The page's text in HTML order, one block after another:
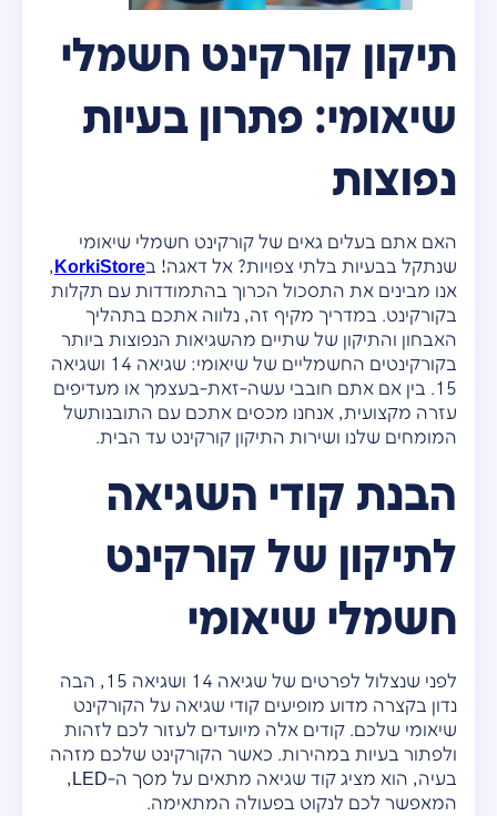
תיקון קורקינט חשמלי
שיאומי: פתרון בעיות
נפוצות
האם אתם בעלים גאים של קורקינט חשמלי שיאומי
שנתקל בבעיות בלתי צפויות? אל דאגה! בKorkiStore
,
אנו מבינים את התסכול הכרוך בהתמודדות עם תקלות
בקורקינט. במדריך מקיף זה, נלווה אתכם בתהליך
האבחון והתיקון של שתיים מהשגיאות הנפוצות ביותר
בקורקינטים החשמליים של שיאומי: שגיאה 14 ושגיאה
15. בין אם אתם חובבי עשה-זאת-בעצמך או מעדיפים
עזרה מקצועית, אנחנו מכסים אתכם עם התובנותשל
המומחים שלנו ושירות התיקון קורקינט עד הבית.
הבנת קודי השגיאה
לתיקון של קורקינט
חשמלי שיאומי
לפני שנצלול לפרטים של שגיאה 14 ושגיאה 15, הבה
נדון בקצרה מדוע מופיעים קודי שגיאה על הקורקינט
שיאומי שלכם. קודים אלה מיועדים לעזור לכם לזהות
ולפתור בעיות במהירות. כאשר הקורקינט שלכם מזהה
בעיה, הוא מציג קוד שגיאה מתאים על מסך ה-LED,
המאפשר לכם לנקוט בפעולה המתאימה.